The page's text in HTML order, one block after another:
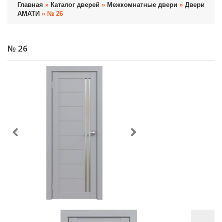
Главная » Каталог дверей » Межкомнатные двери » Двери
АМАТИ » № 26
№ 26